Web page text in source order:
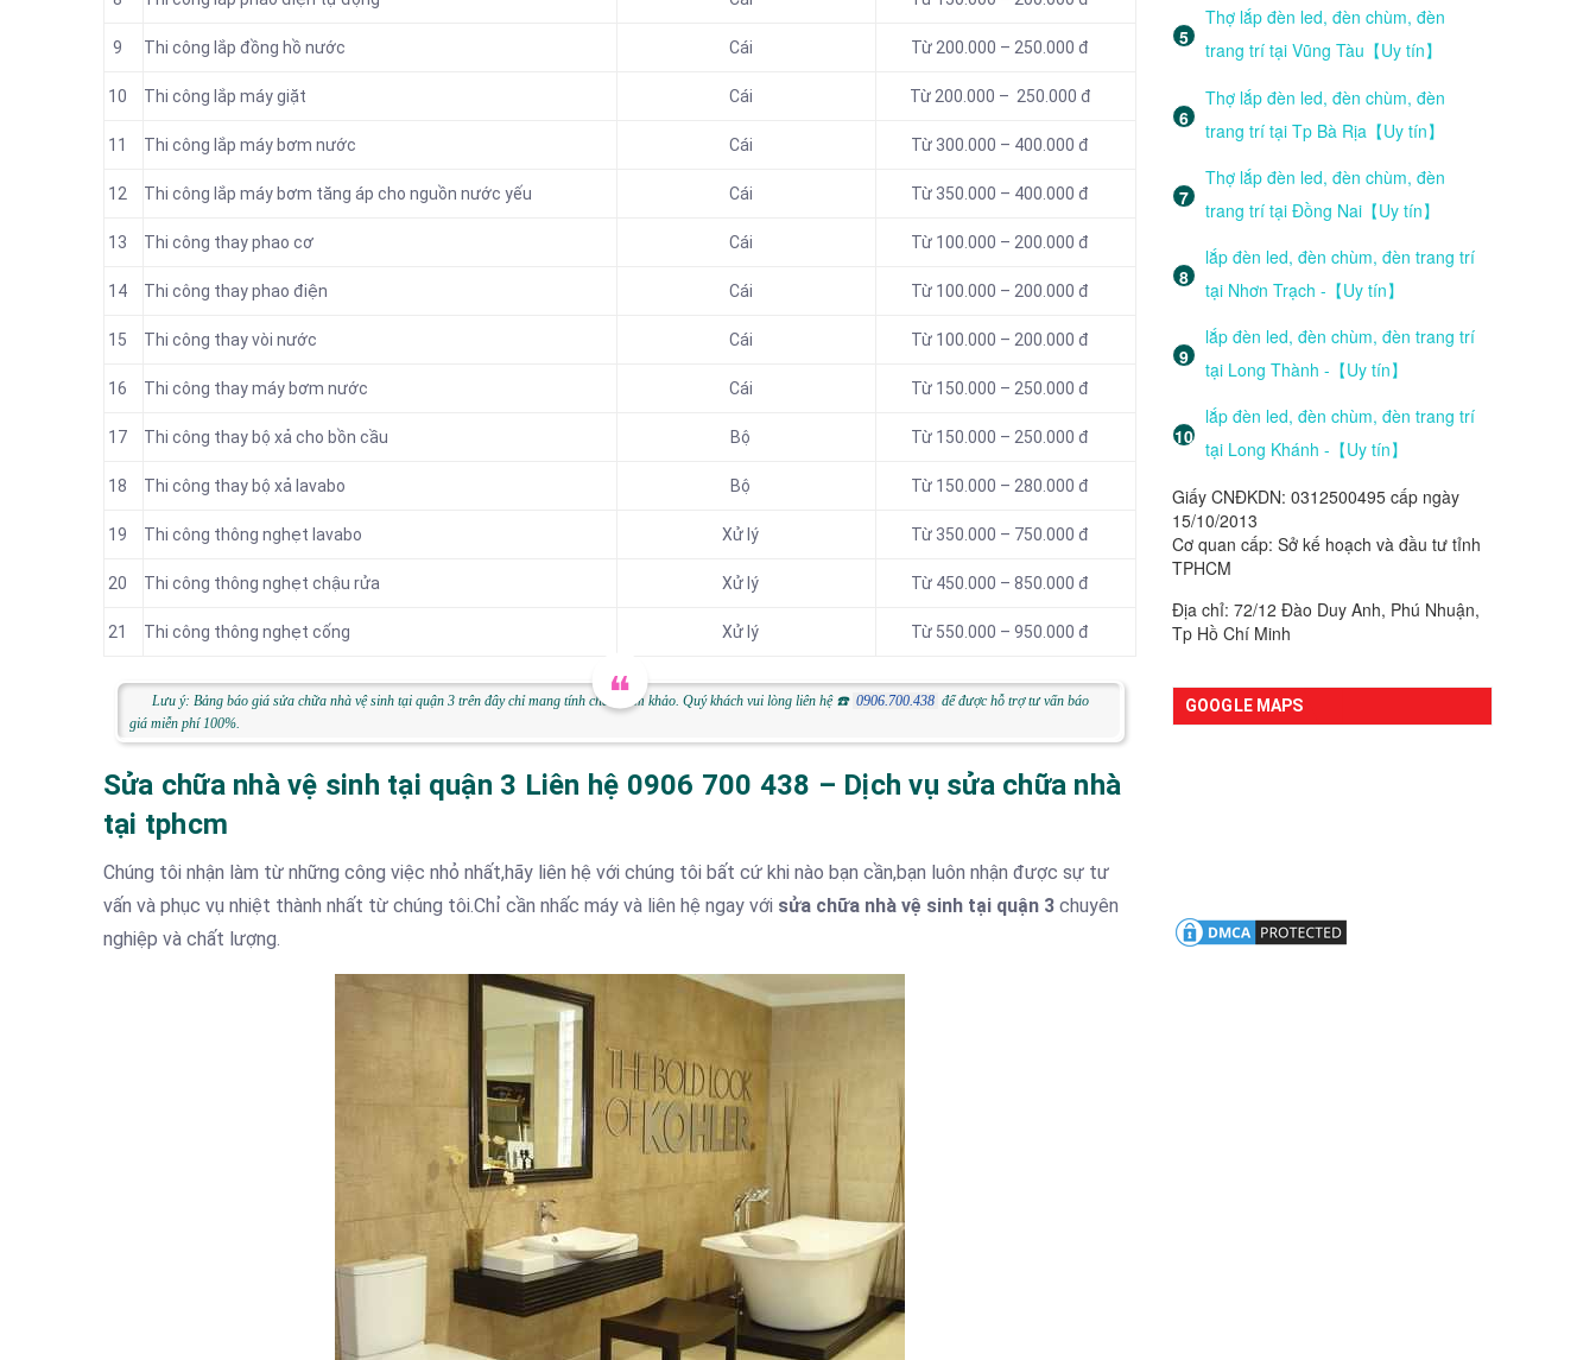
9 Thi công lắp đồng hồ nước Cái Từ 200.000 – 250.000 đ
10 Thi công lắp máy giặt Cái Từ 200.000 – 250.000 đ
11 Thi công lắp máy bơm nước Cái Từ 300.000 – 400.000 đ
12 Thi công lắp máy bơm tăng áp cho nguồn nước yếu Cái Từ 350.000 – 400.000 đ
13 Thi công thayphao cơ Cái Từ 100.000 – 200.000 đ
14 Thi công thay phao điện Cái Từ 100.000 – 200.000 đ
15 Thi công thay vòi nước Cái Từ 100.000 – 200.000 đ
16 Thi công thay máy bơm nước Cái Từ 150.000 – 250.000 đ
17 Thi công thay bộ xả cho bồn cầu Bộ Từ 150.000 – 250.000 đ
18 Thi công thay bộ xả lavabo Bộ Từ 150.000 – 280.000 đ
19 Thi công thông nghẹt lavabo Xử lý Từ 350.000 – 750.000 đ
20 Thi công thông nghẹt chậu rửa Xử lý Từ 450.000 – 850.000 đ
21 Thi công thông nghẹt cống Xử lý Từ 550.000 – 950.000 đ
Lưu ý: Bảng báo giá sửa chữa nhà vệ sinh tại quận 3 trên đây chỉ mang tính chất tham khảo. Quý khách vui lòng liên hệ ☎️ 0906.700.438 để được hỗ trợ tư vấn báo
giá miễn phí 100%.
Sửa chữa nhà vệ sinh tại quận 3 Liên hệ 0906 700 438 – Dịch vụ sửa chữa nhà
tại tphcm
Chúng tôi nhận làm từ những công việc nhỏ nhất,hãy liên hệ với chúng tôi bất cứ khi nào bạn cần,bạn luôn nhận được sự tư
vấn và phục vụ nhiệt thành nhất từ chúng tôi.Chỉ cần nhấc máy và liên hệ ngay với sửa chữa nhà vệ sinh tại quận 3 chuyên
nghiệp và chất lượng.
Thợ lắp đèn led, đèn chùm, đèn
trang trí tại Vũng Tàu【Uy tín】
Thợ lắp đèn led, đèn chùm, đèn
trang trí tại Tp Bà Rịa【Uy tín】
Thợ lắp đèn led, đèn chùm, đèn
trang trí tại Đồng Nai【Uy tín】
lắp đèn led, đèn chùm, đèn trang trí
tại Nhơn Trạch -【Uy tín】
lắp đèn led, đèn chùm, đèn trang trí
tại Long Thành -【Uy tín】
lắp đèn led, đèn chùm, đèn trang trí
tại Long Khánh -【Uy tín】
Giấy CNĐKDN: 0312500495 cấp ngày
15/10/2013
Cơ quan cấp: Sở kế hoạch và đầu tư tỉnh
TPHCM
Địa chỉ: 72/12 Đào Duy Anh, Phú Nhuận,
Tp Hồ Chí Minh
GOOGLE MAPS